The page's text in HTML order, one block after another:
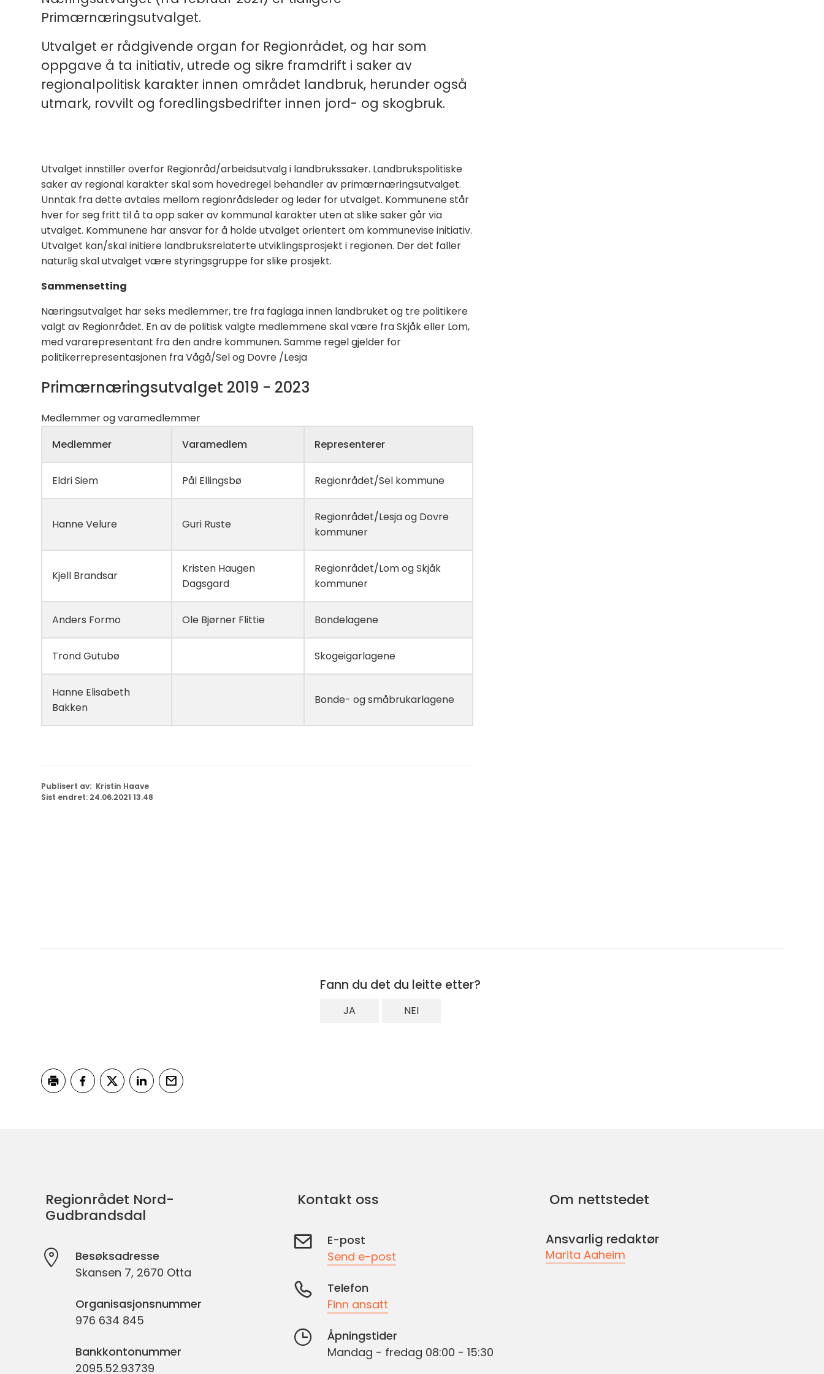
Primærnæringsutvalget.
Utvalget er rådgivende organ for Regionrådet, og har som
oppgave å ta initiativ, utrede og sikre framdrift i saker av
regionalpolitisk karakter innen området landbruk, herunder også
utmark, rovvilt og foredlingsbedrifter innen jord- og skogbruk.
Utvalget innstiller overfor Regionråd/arbeidsutvalg i landbrukssaker. Landbrukspolitiske
saker av regional karakter skal som hovedregel behandler av primærnæringsutvalget.
Unntak fra dette avtales mellom regionrådsleder og leder for utvalget. Kommunene står
hver for seg fritt til å ta opp saker av kommunal karakter uten at slike saker går via
utvalget. Kommunene har ansvar for å holde utvalget orientert om kommunevise initiativ.
Utvalget kan/skal initiere landbruksrelaterte utviklingsprosjekt i regionen. Der det faller
naturlig skal utvalget være styringsgruppe for slike prosjekt.
Sammensetting
Næringsutvalget har seks medlemmer, tre fra faglaga innen landbruket og tre politikere
valgt av Regionrådet. En av de politisk valgte medlemmene skal være fra Skjåk eller Lom,
med vararepresentant fra den andre kommunen. Samme regel gjelder for
politikerrepresentasjonen fra Vågå/Sel og Dovre /Lesja
Primærnæringsutvalget 2019 - 2023
Medlemmer og varamedlemmer
Medlemmer
Varamedlem Representerer
Eldri Siem Pål Ellingsbø Regionrådet/Sel kommune
Hanne Velure Guri Ruste
Regionrådet/Lesja og Dovre
kommuner
Kjell Brandsar
Kristen Haugen
Dagsgard
Regionrådet/Lom og Skjåk
kommuner
Anders Formo Ole Bjørner Flittie Bondelagene
Trond Gutubø Skogeigarlagene
Hanne Elisabeth
Bakken
Bonde- og småbrukarlagene
Publisert av
Kristin Haave
Sist endret 24.06.2021 13.48
Fann du det du leitte etter?
JA NEI
Regionrådet Nord-
Gudbrandsdal
Besøksadresse
Skansen 7, 2670 Otta
Organisasjonsnummer
976 634 845
Bankkontonummer
2095.52.93739
Kontakt oss
E-post
Send e-post
Telefon
Finn ansatt
Åpningstider
Mandag - fredag 08:00 - 15:30
Om nettstedet
Ansvarlig redaktør
Marita Aaheim